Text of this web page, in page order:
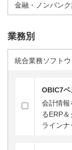
金融・ノンバン
業務別
統合業務ソフトウ
OBIC7ベ
会計情報
るERP
ラインナ